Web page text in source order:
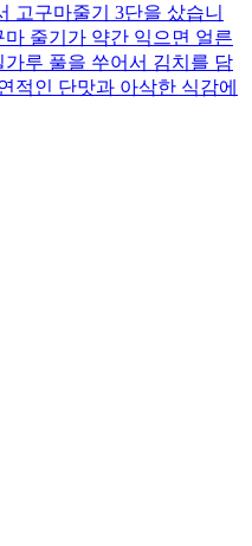
고구마줄기 3단을 샀습니
줄기가 약간 익으면 얼른
루 풀을 쑤어서 김치를 담
적인 단맛과 아삭한 식감에